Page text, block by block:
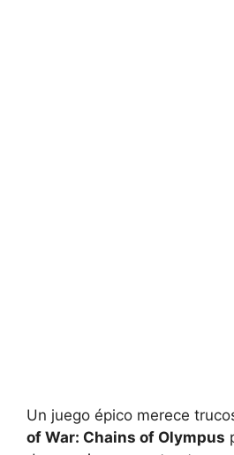
Un juego épico merece
of War: Chains of Olympus